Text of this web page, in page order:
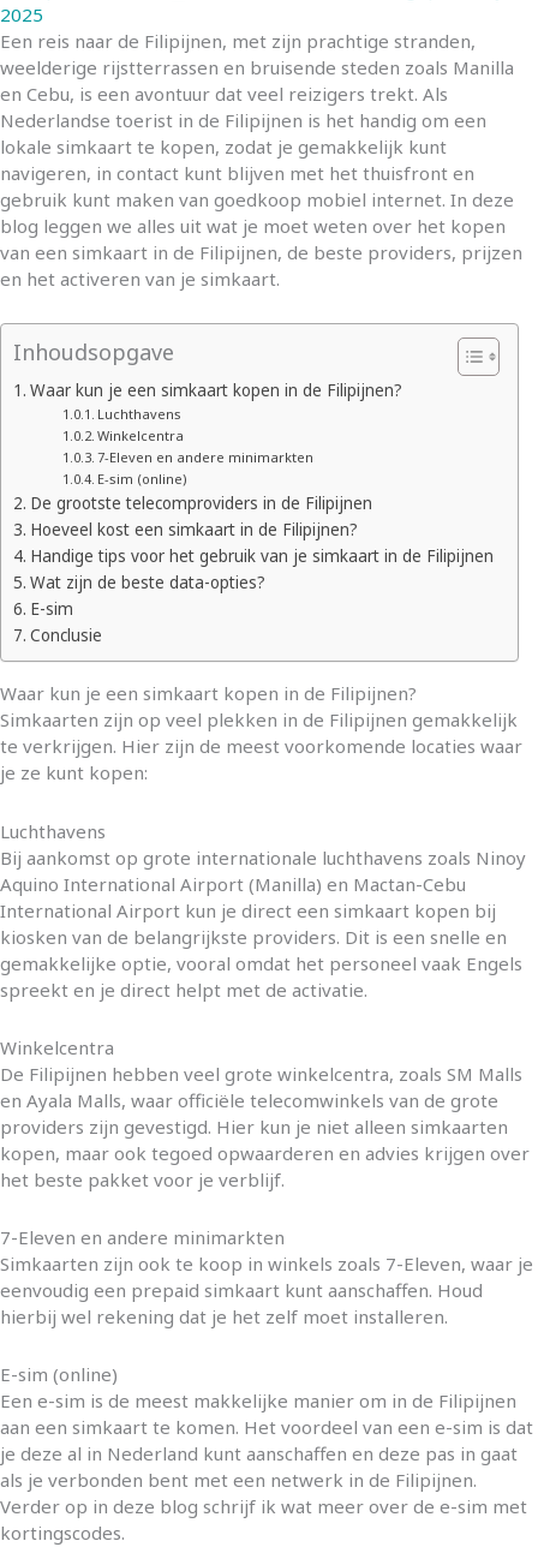
2025
Een reis naar de Filipijnen, met zijn prachtige stranden,
weelderige rijstterrassen en bruisende steden zoals Manilla
en Cebu, is een avontuur dat veel reizigers trekt. Als
Nederlandse toerist in de Filipijnen is het handig om een
lokale simkaart te kopen, zodat je gemakkelijk kunt
navigeren, in contact kunt blijven met het thuisfront en
gebruik kunt maken van goedkoop mobiel internet. In deze
blog leggen we alles uit wat je moet weten over het kopen
van een simkaart in de Filipijnen, de beste providers, prijzen
en het activeren van je simkaart.
Inhoudsopgave
Waar kun je een simkaart kopen in de Filipijnen?
Luchthavens
Winkelcentra
7-Eleven en andere minimarkten
E-sim (online)
De grootste telecomproviders in de Filipijnen
Hoeveel kost een simkaart in de Filipijnen?
Handige tips voor het gebruik van je simkaart in de Filipijnen
Wat zijn de beste data-opties?
E-sim
Conclusie
Waar kun je een simkaart kopen in de Filipijnen?
Simkaarten zijn op veel plekken in de Filipijnen gemakkelijk
te verkrijgen. Hier zijn de meest voorkomende locaties waar
je ze kunt kopen:
Luchthavens
Bij aankomst op grote internationale luchthavens zoals Ninoy
Aquino International Airport (Manilla) en Mactan-Cebu
International Airport kun je direct een simkaart kopen bij
kiosken van de belangrijkste providers. Dit is een snelle en
gemakkelijke optie, vooral omdat het personeel vaak Engels
spreekt en je direct helpt met de activatie.
Winkelcentra
De Filipijnen hebben veel grote winkelcentra, zoals SM Malls
en Ayala Malls, waar officiële telecomwinkels van de grote
providers zijn gevestigd. Hier kun je niet alleen simkaarten
kopen, maar ook tegoed opwaarderen en advies krijgen over
het beste pakket voor je verblijf.
7-Eleven en andere minimarkten
Simkaarten zijn ook te koop in winkels zoals 7-Eleven, waar je
eenvoudig een prepaid simkaart kunt aanschaffen. Houd
hierbij wel rekening dat je het zelf moet installeren.
E-sim (online)
Een e-sim is de meest makkelijke manier om in de Filipijnen
aan een simkaart te komen. Het voordeel van een e-sim is dat
je deze al in Nederland kunt aanschaffen en deze pas in gaat
als je verbonden bent met een netwerk in de Filipijnen.
Verder op in deze blog schrijf ik wat meer over de e-sim met
kortingscodes.